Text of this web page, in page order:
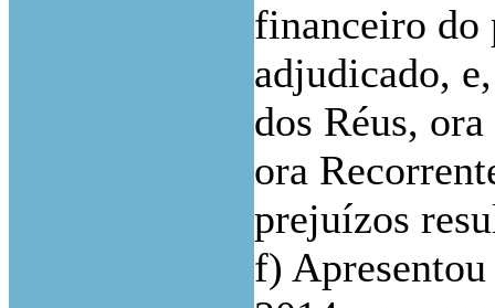
financeiro do
adjudicado,
dos Réus,
ora
prejuízos
f)